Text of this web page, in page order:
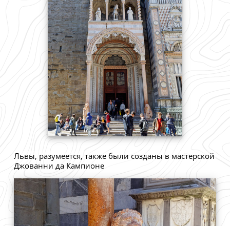
Львы, разумеется, также были созданы в мастерской
Джованни да Кампионе